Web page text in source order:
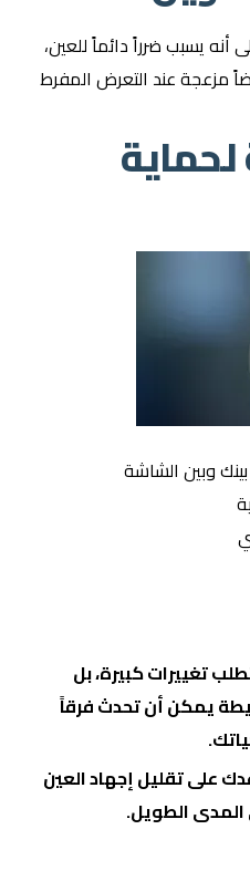
أنه يسبب ضرراً دائماً للعين،
مزعجة عند التعرض المفرط
وبين الشاشة
تغييرات كبيرة، بل
يمكن أن تحدث فرقاً
على تقليل إجهاد العين
الطويل.